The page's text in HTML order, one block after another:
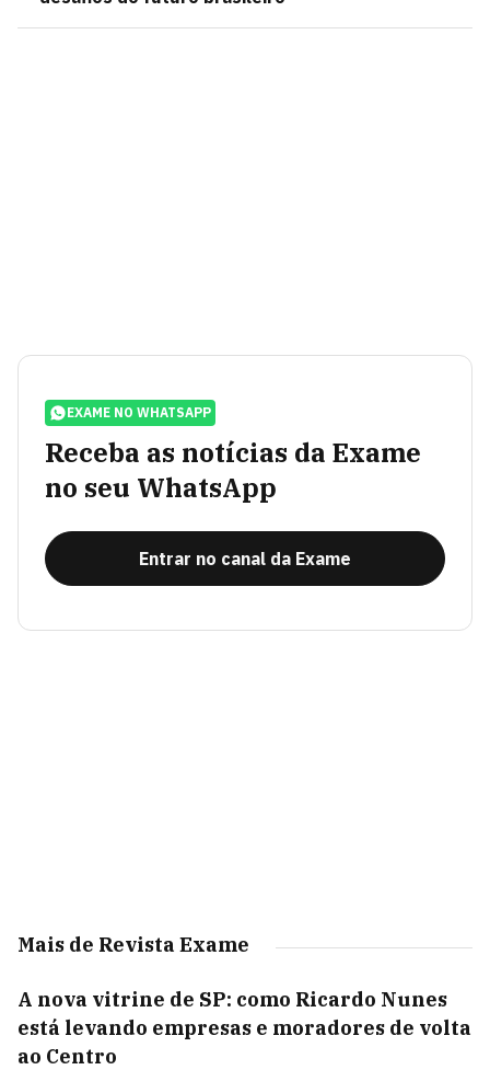
EXAME NO WHATSAPP
Receba as notícias da Exame
no seu WhatsApp
Entrar no canal da Exame
Mais de Revista Exame
A nova vitrine de SP: como Ricardo Nunes
está levando empresas e moradores de volta
ao Centro